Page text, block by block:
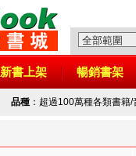
新書上架 暢銷書架
品種 ：超過100萬種各類書